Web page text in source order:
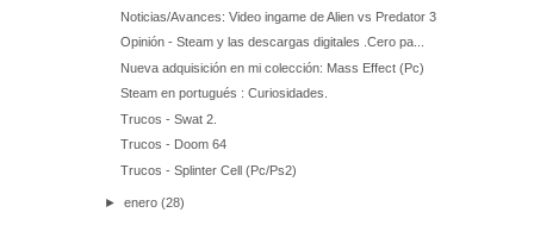
Noticias/Avances: Video ingame de Alien vs Predator 3
Opinión - Steam y las descargas digitales .Cero pa...
Nueva adquisición en mi colección: Mass Effect (Pc)
Steam en portugués : Curiosidades.
Trucos - Swat 2.
Trucos - Doom 64
Trucos - Splinter Cell (Pc/Ps2)
►enero(28)